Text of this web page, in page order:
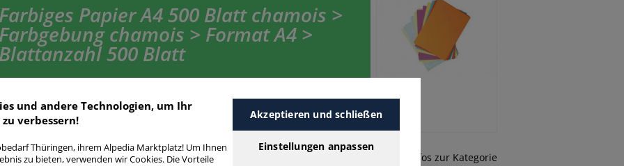
Farbiges Papier A4 500 Blatt chamois >
Farbgebung chamois > Format A4 >
Blattanzahl 500 Blatt
Finden Sie schnell Farbiges Papier chamois A4 500 Blatt mit unserer Filter-
Papier A4 500 Blatt chamois mehr Infos zur Kategorie
und andere Technologien, um Ihr
verbessern!
Thüringen, ihrem Alpedia Marktplatz! Um Ihnen
zu bieten, verwenden wir Cookies. Die Vorteile
Akzeptieren und schließen
Einstellungen anpassen